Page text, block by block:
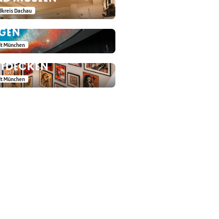
Dachau
München
MÜNCHEN –
AUSFLÜGE BEI
München
&
ART